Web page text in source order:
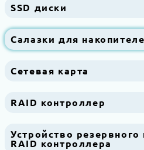
SSD диски
Салазки для
Сетевая карта
RAID контроллер
Устройство резервного
RAID контроллера